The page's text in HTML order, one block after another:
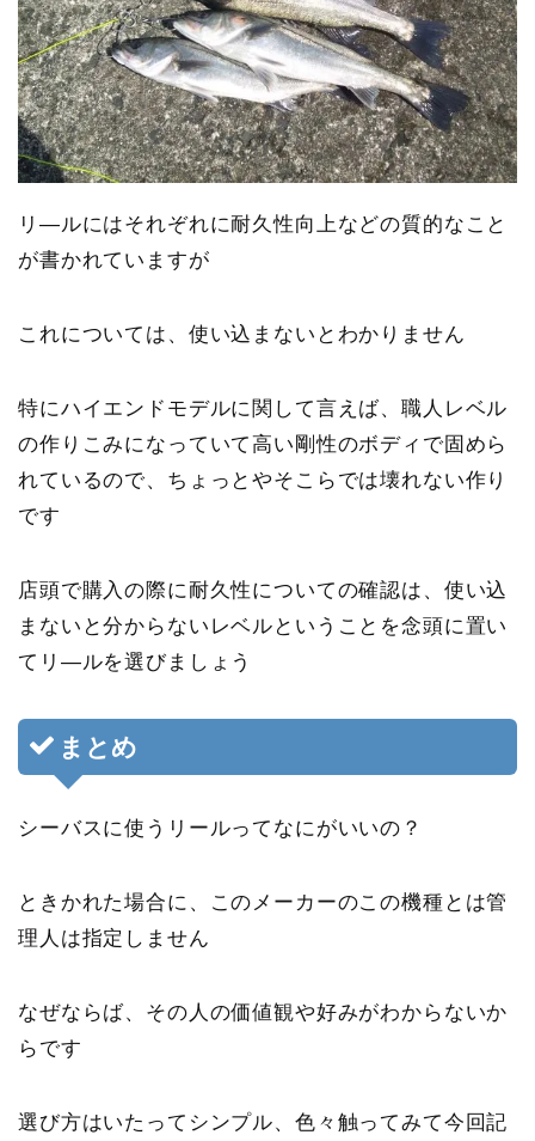
リ―ルにはそれぞれに耐久性向上などの質的なこと
が書かれていますが
これについては、使い込まないとわかりません
特にハイエンドモデルに関して言えば、職人レベル
の作りこみになっていて高い剛性のボディで固めら
れているので、ちょっとやそこらでは壊れない作り
です
店頭で購入の際に耐久性についての確認は、使い込
まないと分からないレベルということを念頭に置い
てリ―ルを選びましょう
まとめ
シーバスに使うリールってなにがいいの？
ときかれた場合に、このメーカーのこの機種とは管
理人は指定しません
なぜならば、その人の価値観や好みがわからないか
らです
選び方はいたってシンプル、色々触ってみて今回記